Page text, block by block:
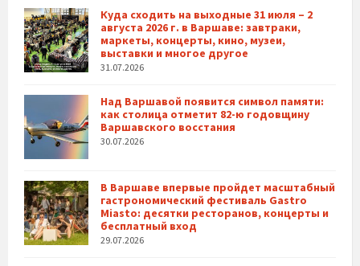
Куда сходить на выходные 31 июля – 2
августа 2026 г. в Варшаве: завтраки,
маркеты, концерты, кино, музеи,
выставки и многое другое
31.07.2026
Над Варшавой появится символ памяти:
как столица отметит 82-ю годовщину
Варшавского восстания
30.07.2026
В Варшаве впервые пройдет масштабный
гастрономический фестиваль Gastro
Miasto: десятки ресторанов, концерты и
бесплатный вход
29.07.2026